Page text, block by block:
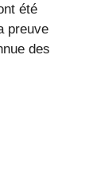
été
preuve
des